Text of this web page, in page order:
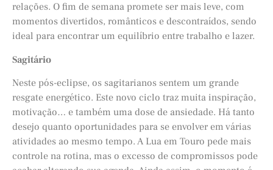
relações. O fim de semana promete ser mais leve, com
momentos divertidos, românticos e descontraídos, sendo
ideal para encontrar um equilíbrio entre trabalho e lazer.
Sagitário
Neste pós-eclipse, os sagitarianos sentem um grande
resgate energético. Este novo ciclo traz muita inspiração,
motivação… e também uma dose de ansiedade. Há tanto
desejo quanto oportunidades para se envolver em várias
atividades ao mesmo tempo. A Lua em Touro pede mais
controle na rotina, mas o excesso de compromissos pode